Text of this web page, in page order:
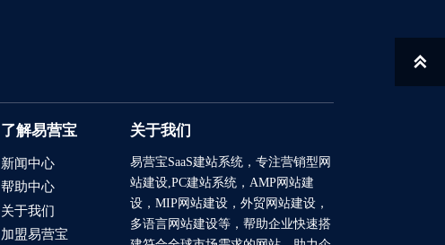
了解易营宝
新闻中心
帮助中心
关于我们
加盟易营宝
关于我们
易营宝SaaS建站系统，专注营销型网
站建设,PC建站系统，AMP网站建
设，MIP网站建设，外贸网站建设，
多语言网站建设等，帮助企业快速搭
